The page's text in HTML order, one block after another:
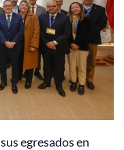
egresados en